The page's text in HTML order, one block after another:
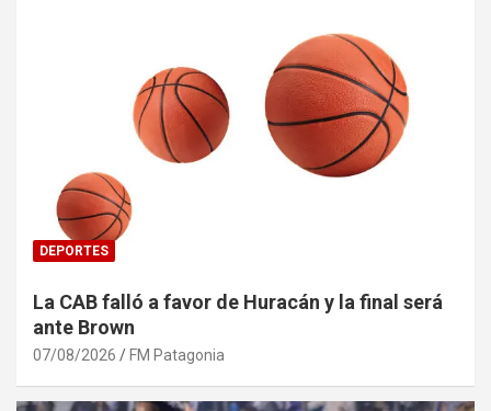
DEPORTES
La CAB falló a favor de Huracán y la final será
ante Brown
07/08/2026 FM Patagonia